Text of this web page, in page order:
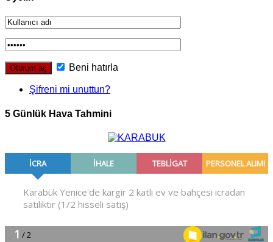
Beni hatırla
Şifreni mi unuttun?
5 Günlük Hava Tahmini